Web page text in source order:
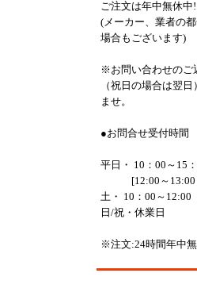
ご注文は年中無休中
(メーカー、業者の
場合もございます)
※お問い合わせのご
（祝日の場合は翌
ませ。
●お問合せ受付時間
平日・ 10：00～15
[12:00～13:00
土・ 10：00～12:00
日/祝・休業日
※注文:24時間年中